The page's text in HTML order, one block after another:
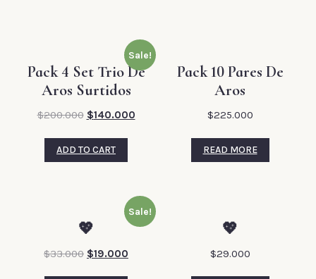
Sale!
Pack 4 Set Trio De
Aros Surtidos
$200.000 $140.000
ADD TO CART
Pack 10 Pares De
Aros
$225.000
READ MORE
Sale!
💖
$33.000 $19.000
💖
$29.000